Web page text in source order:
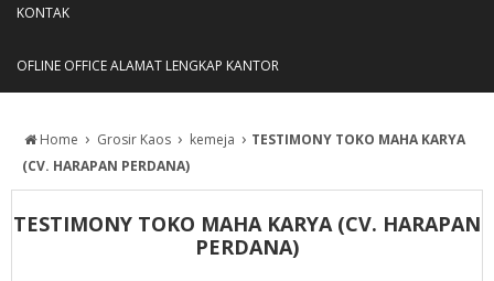
KONTAK
OFLINE OFFICE ALAMAT LENGKAP KANTOR
Home › Grosir Kaos › kemeja › TESTIMONY TOKO MAHA KARYA
(CV. HARAPAN PERDANA)
TESTIMONY TOKO MAHA KARYA (CV. HARAPAN
PERDANA)